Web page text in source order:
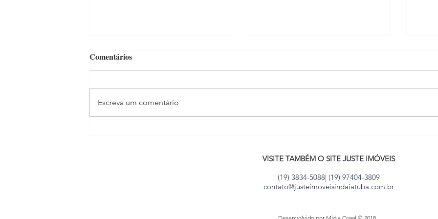
para morar e investir
Comentários
Escreva um comentário
VISITE TAMBÉM O SITE JUSTE IMÓVEIS
(19) 3834-5088| (19) 97404-3809
contato@justeimoveisindaiatuba.com.br